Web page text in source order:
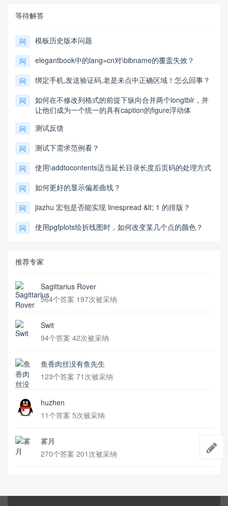
等待解答
问 模板历史版本问题
问 elegantbook中的lang=cn对\bibname的覆盖失效？
问 绑定手机,发送验证码,老是未点中正确区域！怎么回事？
问
如何在不修改列格式的前提下纵向合并两个longtblr，并
让他们成为一个统一的具有caption的figure浮动体
问 测试反馈
问 测试下需求范例看？
问 使用\addtocontents适当延长目录长度后页码的处理方式
问 如何更好的显示偏差曲线？
问 jiazhu 宏包是否能实现 linespread &lt; 1 的排版？
问 使用pgfplots绘折线图时，如何改变某几个点的颜色？
推荐专家
Sagittarius Rover
564个答案 197次被采纳
Swit
94个答案 42次被采纳
鱼香肉丝没有鱼先生
123个答案 71次被采纳
huzhen
11个答案 5次被采纳
雾月
270个答案 201次被采纳